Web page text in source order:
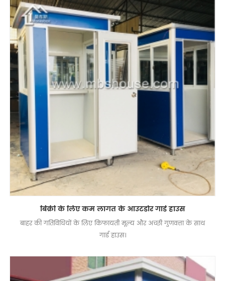
बिक्री के लिए कम लागत के आउटडोर गार्ड हाउस
बाहर की गतिविधियों के लिए किफायती मूल्य और अच्छी गुणवत्ता के साथ
गार्ड हाउस।